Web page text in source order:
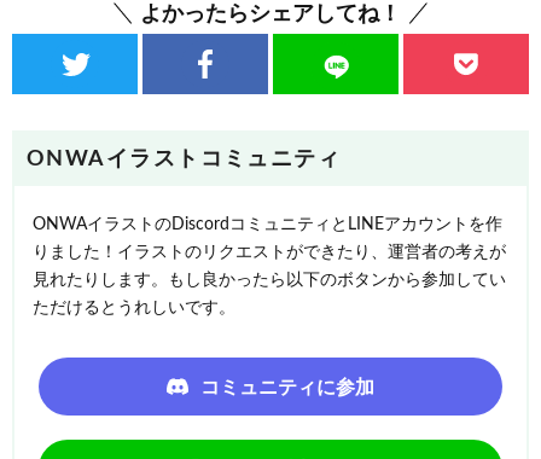
よかったらシェアしてね！
ONWAイラストコミュニティ
ONWAイラストのDiscordコミュニティとLINEアカウントを作
りました！イラストのリクエストができたり、運営者の考えが
見れたりします。もし良かったら以下のボタンから参加してい
ただけるとうれしいです。
コミュニティに参加